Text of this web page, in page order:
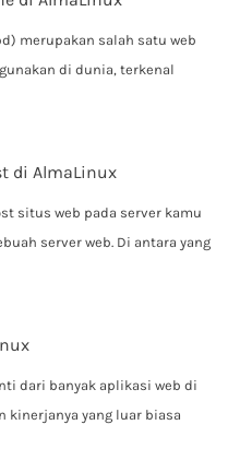
merupakan salah satu web
di dunia, terkenal
di AlmaLinux
situs web pada server kamu
server web. Di antara yang
dari banyak aplikasi web di
kinerjanya yang luar biasa